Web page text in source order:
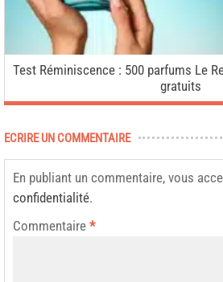
Test Réminiscence : 500 parfums Le
gratuits
ECRIRE UN COMMENTAIRE
En publiant un commentaire, vous
confidentialité.
Commentaire *